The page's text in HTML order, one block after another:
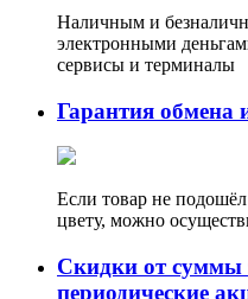
Наличным и
электронными
сервисы и терминалы
Гарантия обмена
Если товар не
цвету, можно
Скидки от суммы
периодические